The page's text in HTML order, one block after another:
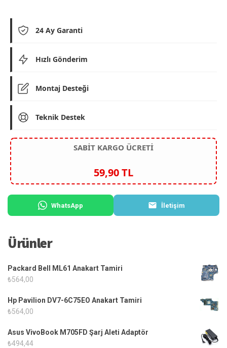
24 Ay Garanti
Hızlı Gönderim
Montaj Desteği
Teknik Destek
SABİT KARGO ÜCRETİ
59,90 TL
WhatsApp İletişim
Ürünler
Packard Bell ML61 Anakart Tamiri
₺564,00
Hp Pavilion DV7-6C75EO Anakart Tamiri
₺564,00
Asus VivoBook M705FD Şarj Aleti Adaptör
₺494,44